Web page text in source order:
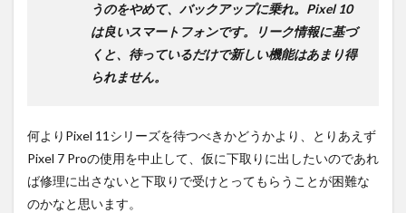
うのをやめて、バックアップに乗れ。Pixel 10
は良いスマートフォンです。リーク情報に基づ
くと、待っているだけで新しい機能はあまり得
られません。
何よりPixel 11シリーズを待つべきかどうかより、とりあえず
Pixel 7 Proの使用を中止して、仮に下取りに出したいのであれ
ば修理に出さないと下取りで受けとってもらうことが困難な
のかなと思います。